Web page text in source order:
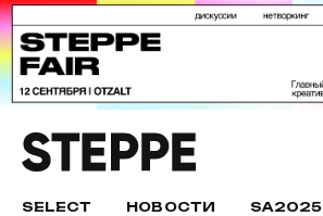
SELECT НОВОСТИ SA2025